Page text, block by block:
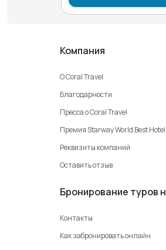
Компания
О Coral Travel
Благодарности
Пресса о Coral Travel
Премия Starway World Best
Реквизиты компаний
Оставить отзыв
Бронирование туров
Контакты
Как забронировать онлайн